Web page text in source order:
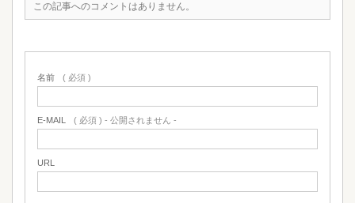
この記事へのコメントはありません。
名前 ( 必須 )
E-MAIL ( 必須 ) - 公開されません -
URL